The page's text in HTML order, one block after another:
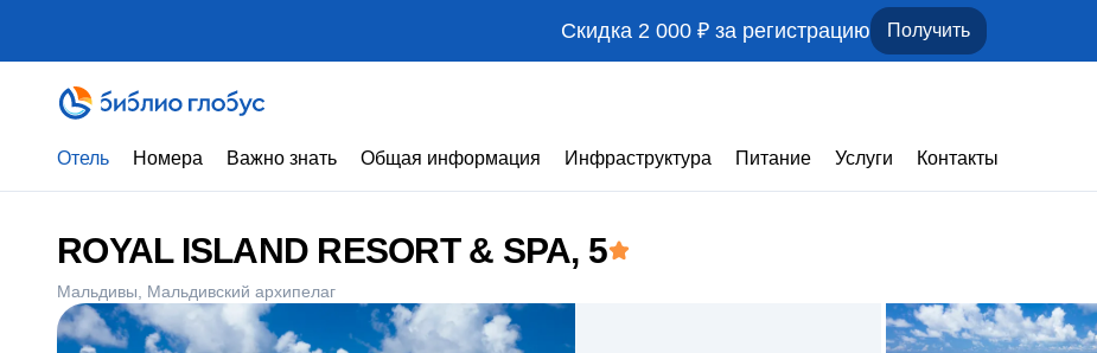
Скидка 2 000 ₽ за регистрацию Получить
Отель Номера Важно знать Общая информация Инфраструктура Питание Услуги Контакты
ROYAL ISLAND RESORT & SPA, 5
Мальдивы Мальдивский архипелаг